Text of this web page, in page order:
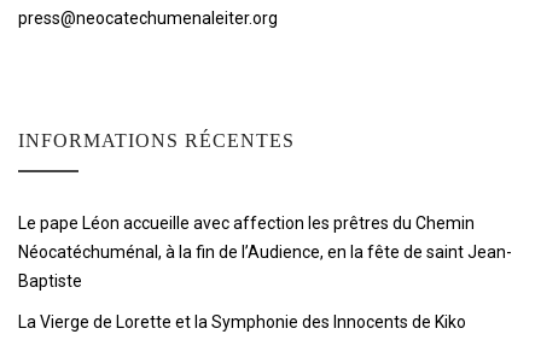
press@neocatechumenaleiter.org
INFORMATIONS RÉCENTES
Le pape Léon accueille avec affection les prêtres du Chemin
Néocatéchuménal, à la fin de l’Audience, en la fête de saint Jean-
Baptiste
La Vierge de Lorette et la Symphonie des Innocents de Kiko